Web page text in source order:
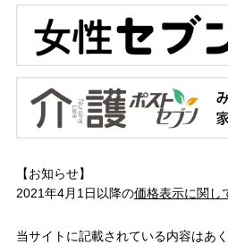
【お知らせ】
2021年4月1日以降の価格表示に関し
当サイトに記載されている内容はあ